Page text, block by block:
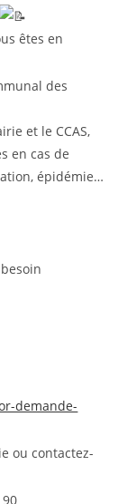
êtes en
des
et le CCAS,
en cas de
épidémie…
demande-
ou contactez-